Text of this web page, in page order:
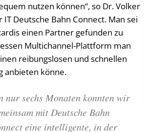
nutzen können“, so Dr. Volker
IT Deutsche Bahn Connect. Man sei
einen Partner gefunden zu
Multichannel-Plattform man
reibungslosen und schnellen
anbieten könne.
nur sechs Monaten konnten wir
mit Deutsche Bahn
eine intelligente, in der